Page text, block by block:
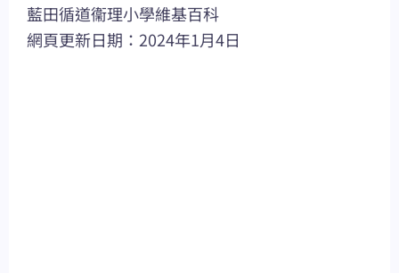
藍田循道衞理小學維基百科
網頁更新日期：2024年1月4日